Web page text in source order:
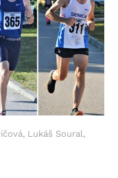
Lukáš Soural,